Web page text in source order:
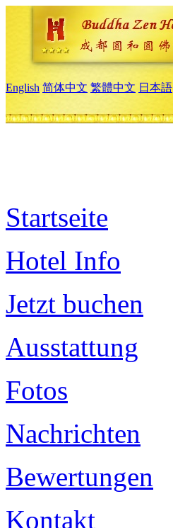
English 简体中文 繁體中文 日本語
Startseite
Hotel Info
Jetzt buchen
Ausstattung
Fotos
Nachrichten
Bewertungen
Kontakt